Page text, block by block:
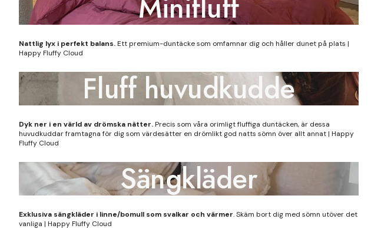
Nattlig lyx i perfekt balans.Ett premium-duntäcke som omfamnar dig och håller dunet på plats |
Happy Fluffy Cloud
Fluff huvudkudde
Dyk ner i en värld av drömska nätter.Precis som våra orimligt fluffiga duntäcken, är dessa
huvudkuddar framtagna för dig som värdesätter en drömlikt god natts sömn över allt annat | Happy
Fluffy Cloud
Sängkläder
Exklusiva sängkläder i linne/bomull som svalkar och värmer. Skäm bort dig med sömn utöver det
vanliga | Happy Fluffy Cloud